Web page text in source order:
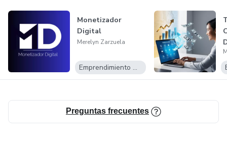
Monetizador
Digital
Merelyn Zarzuela
Emprendimiento Digital
Preguntas frecuentes